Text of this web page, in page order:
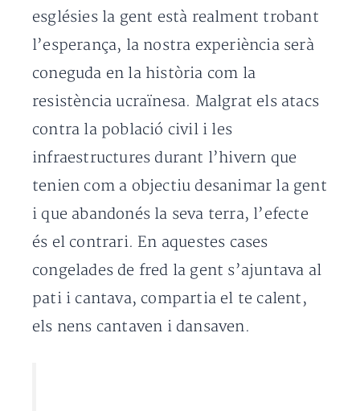
esglésies la gent està realment trobant
l’esperança, la nostra experiència serà
coneguda en la història com la
resistència ucraïnesa. Malgrat els atacs
contra la població civil i les
infraestructures durant l’hivern que
tenien com a objectiu desanimar la gent
i que abandonés la seva terra, l’efecte
és el contrari. En aquestes cases
congelades de fred la gent s’ajuntava al
pati i cantava, compartia el te calent,
els nens cantaven i dansaven.